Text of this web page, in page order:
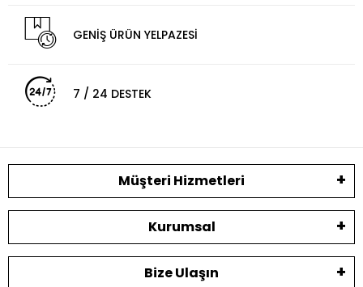
GENİŞ ÜRÜN YELPAZESİ
7 / 24 DESTEK
Müşteri Hizmetleri
Kurumsal
Bize Ulaşın